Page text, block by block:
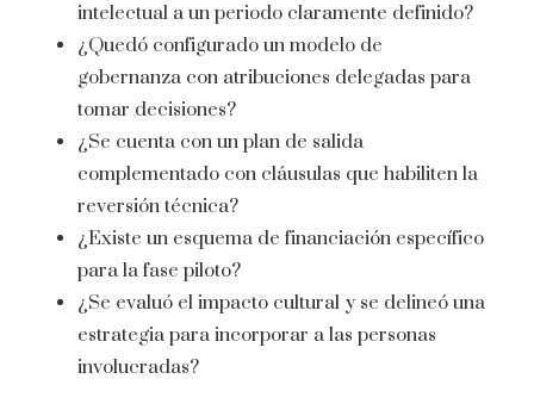
intelectual a un periodo claramente definido?
¿Quedó configurado un modelo de
gobernanza con atribuciones delegadas para
tomar decisiones?
¿Se cuenta con un plan de salida
complementado con cláusulas que habiliten la
reversión técnica?
¿Existe un esquema de financiación específico
para la fase piloto?
¿Se evaluó el impacto cultural y se delineó una
estrategia para incorporar a las personas
involucradas?